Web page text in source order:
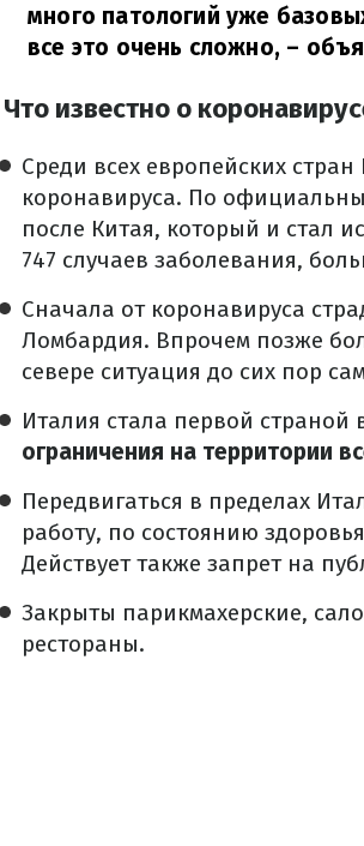
много патологий уже
все это очень сложно, –
Что известно о
Среди всех европейских
коронавируса. По
после Китая, который и стал
747 случаев заболевания,
Сначала от коронавируса
Ломбардия. Впрочем позже
севере ситуация до сих пор
Италия стала первой страной
ограничения на территории
Передвигаться в пределах
работу, по состоянию
Действует также запрет на
Закрыты парикмахерские,
рестораны.